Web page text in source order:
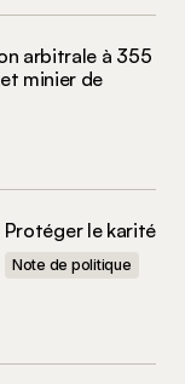
arbitrale à 355
minier de
Protéger le karité
Note de politique